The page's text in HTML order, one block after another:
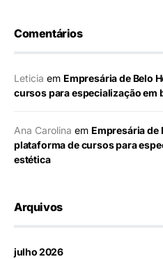
Comentários
Leticia em Empresária de Belo
cursos para especialização em
Ana Carolina em Empresária de
plataforma de cursos para
estética
Arquivos
julho 2026